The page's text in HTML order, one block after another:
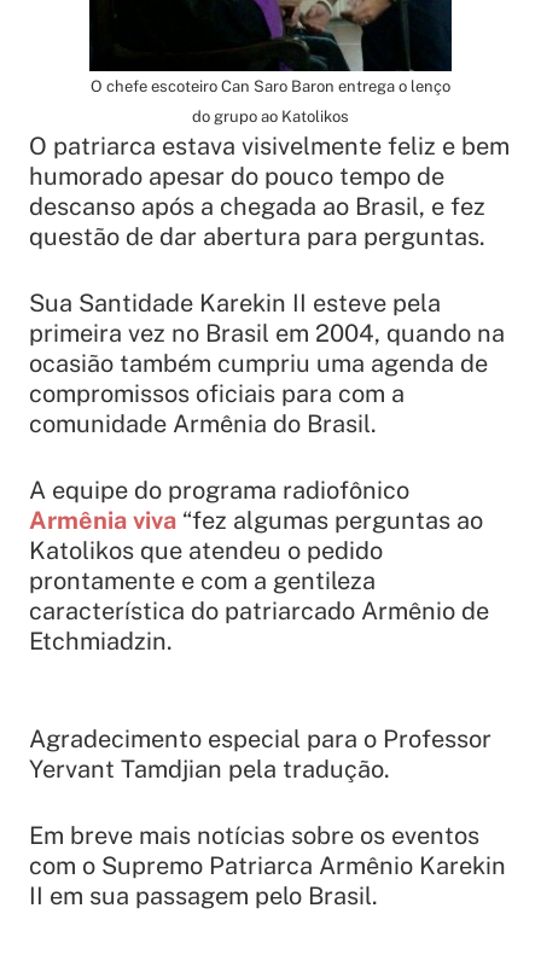
O chefe escoteiro Can Saro Baron entrega o lenço
do grupo ao Katolikos
O patriarca estava visivelmente feliz e bem
humorado apesar do pouco tempo de
descanso após a chegada ao Brasil, e fez
questão de dar abertura para perguntas.
Sua Santidade Karekin II esteve pela
primeira vez no Brasil em 2004, quando na
ocasião também cumpriu uma agenda de
compromissos oficiais para com a
comunidade Armênia do Brasil.
A equipe do programa radiofônico
Armênia viva “fez algumas perguntas ao
Katolikos que atendeu o pedido
prontamente e com a gentileza
característica do patriarcado Armênio de
Etchmiadzin.
Agradecimento especial para o Professor
Yervant Tamdjian pela tradução.
Em breve mais notícias sobre os eventos
com o Supremo Patriarca Armênio Karekin
II em sua passagem pelo Brasil.